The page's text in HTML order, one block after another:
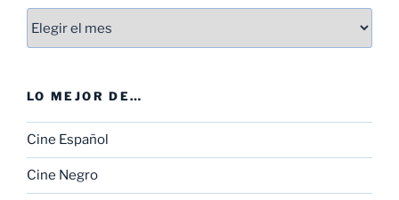
LO MEJOR DE…
Cine Español
Cine Negro